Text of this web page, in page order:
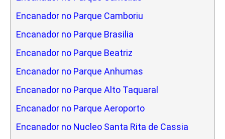
Encanador no Parque Camboriu
Encanador no Parque Brasilia
Encanador no Parque Beatriz
Encanador no Parque Anhumas
Encanador no Parque Alto Taquaral
Encanador no Parque Aeroporto
Encanador no Nucleo Santa Rita de Cassia